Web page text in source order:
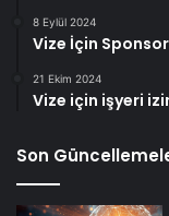
8 Eylül 2024
Vize İçin
21 Ekim 2024
Vize için işyeri
Son